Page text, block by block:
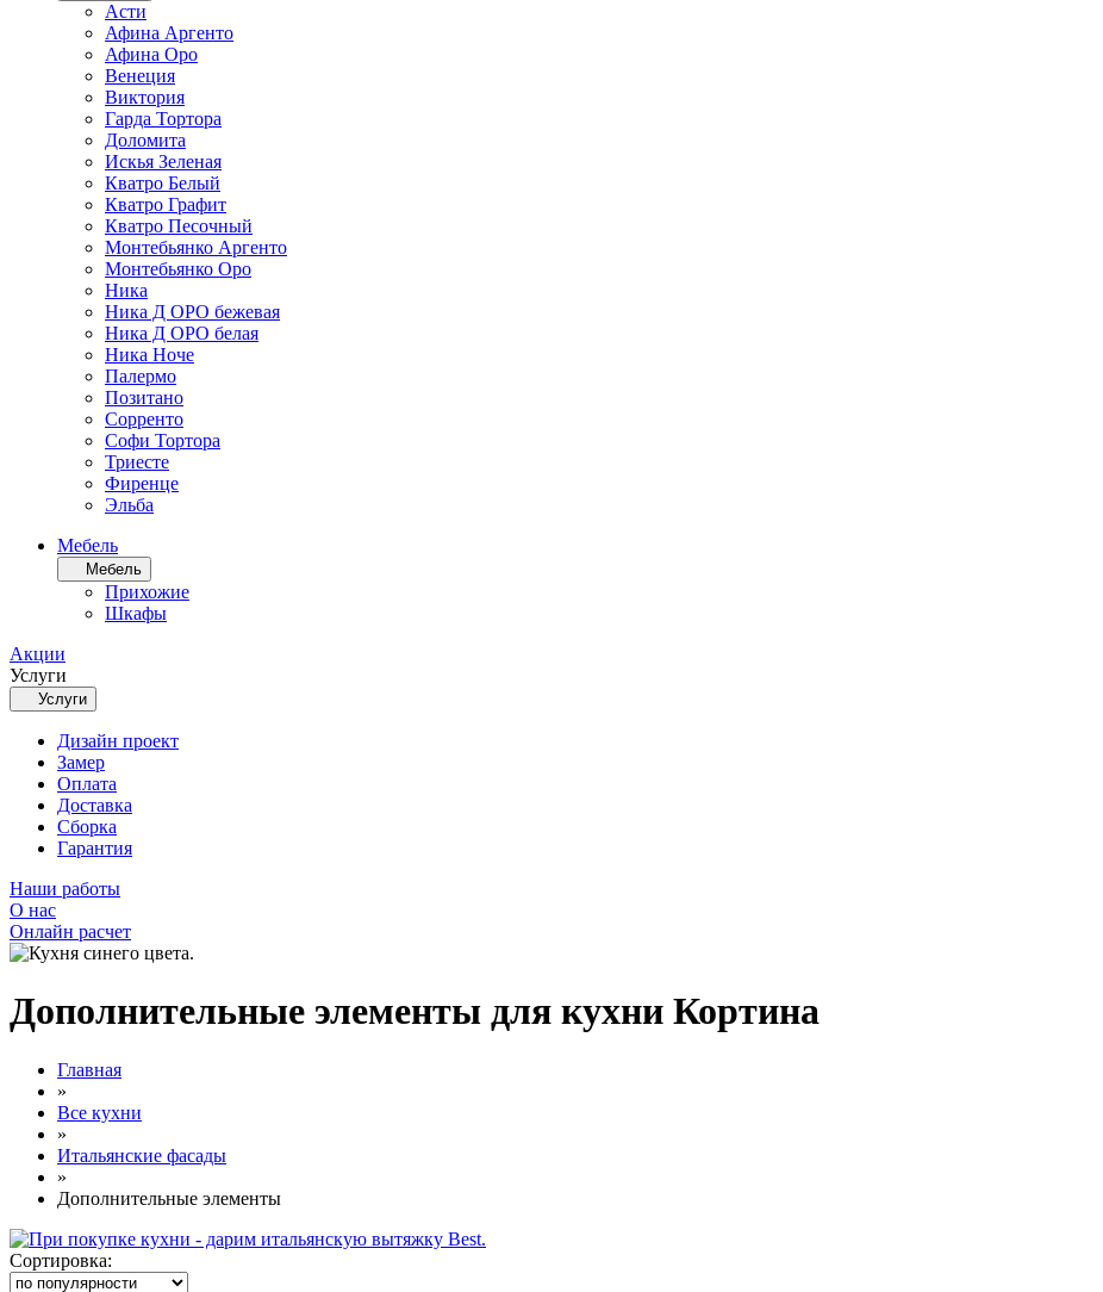
Асти
Афина Аргенто
Афина Оро
Венеция
Виктория
Гарда Тортора
Доломита
Искья Зеленая
Кватро Белый
Кватро Графит
Кватро Песочный
Монтебьянко Аргенто
Монтебьянко Оро
Ника
Ника Д ОРО бежевая
Ника Д ОРО белая
Ника Ноче
Палермо
Позитано
Сорренто
Софи Тортора
Триесте
Фиренце
Эльба
Мебель
Мебель
Прихожие
Шкафы
Акции
Услуги
Услуги
Дизайн проект
Замер
Оплата
Доставка
Сборка
Гарантия
Наши работы
О нас
Онлайн расчет
Дополнительные элементы для кухни Кортина
Главная
»
Все кухни
»
Итальянские фасады
»
Дополнительные элементы
Сортировка: